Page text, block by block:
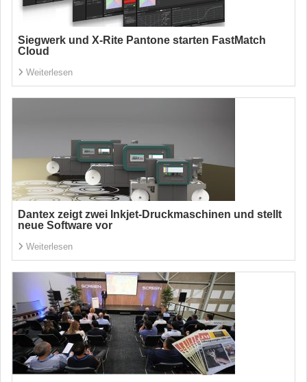
Siegwerk und X-Rite Pantone starten FastMatch
Cloud
Weiterlesen
Dantex zeigt zwei Inkjet-Druckmaschinen und stellt
neue Software vor
Weiterlesen